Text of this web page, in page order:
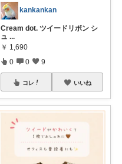
kankankan
Cream dot. ツイードリボン シ
ュ ...
￥ 1,690
0 0 9
コレ いいね